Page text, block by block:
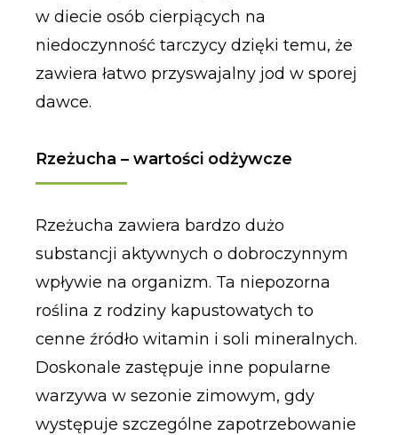
w diecie osób cierpiących na
niedoczynność tarczycy dzięki temu, że
zawiera łatwo przyswajalny jod w sporej
dawce.
Rzeżucha – wartości odżywcze
Rzeżucha zawiera bardzo dużo
substancji aktywnych o dobroczynnym
wpływie na organizm. Ta niepozorna
roślina z rodziny kapustowatych to
cenne źródło witamin i soli mineralnych.
Doskonale zastępuje inne popularne
warzywa w sezonie zimowym, gdy
występuje szczególne zapotrzebowanie